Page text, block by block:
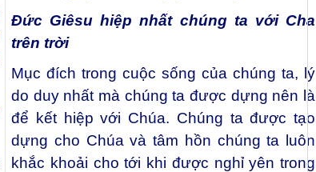
Đức Giêsu hiệp nhất chúng ta với Cha
trên trời
Mục đích trong cuộc sống của chúng ta, lý
do duy nhất mà chúng ta được dựng nên là
để kết hiệp với Chúa. Chúng ta được tạo
dựng cho Chúa và tâm hồn chúng ta luôn
khắc khoải cho tới khi được nghỉ yên trong